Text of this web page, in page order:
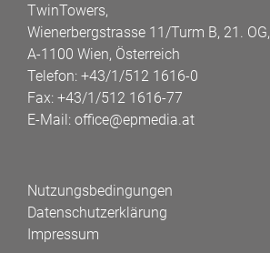
TwinTowers,
Wienerbergstrasse 11/Turm B, 21. OG,
A-1100 Wien, Österreich
Telefon: +43/1/512 1616-0
Fax: +43/1/512 1616-77
E-Mail: office@epmedia.at
Nutzungsbedingungen
Datenschutzerklärung
Impressum